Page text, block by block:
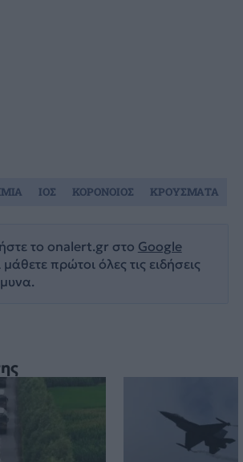
το onalert.gr στο Google
μάθετε πρώτοι όλες τις ειδήσεις
ΙΟΣ ΚΟΡΟΝΟΙΟΣ ΚΡΟΥΣΜΑΤΑ